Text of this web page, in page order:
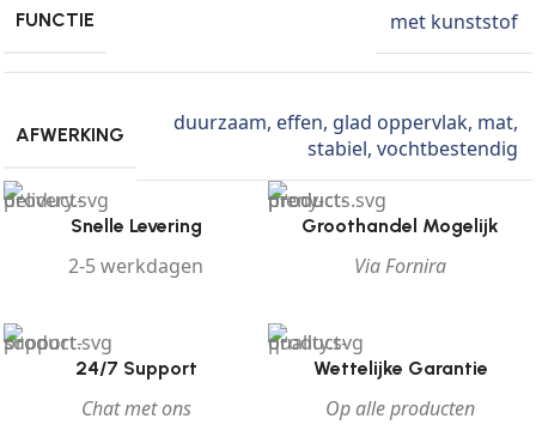
FUNCTIE met kunststof
AFWERKING duurzaam, effen, glad oppervlak, mat,
stabiel, vochtbestendig
Snelle Levering
2-5 werkdagen
Groothandel Mogelijk
Via Fornira
24/7 Support
Chat met ons
Wettelijke Garantie
Op alle producten